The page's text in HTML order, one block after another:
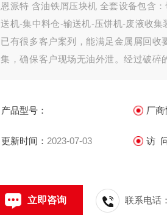
恩派特 含油铁屑压块机 全套设备包含
送机-集中料仓-输送机-压饼机-废液收集
已有很多客户案列，能满足金属屑回收
集，确保客户现场无油外泄。经过破碎
产品型号： 厂商
更新时间： 2023-07-03 访
立即咨询 联系电话：